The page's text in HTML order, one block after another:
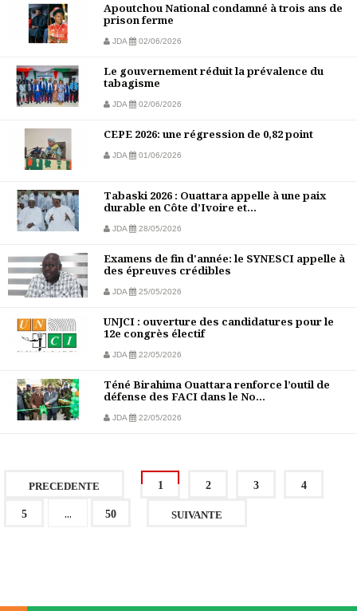
Apoutchou National condamné à trois ans de
prison ferme
JDA 02/06/2026
Le gouvernement réduit la prévalence du
tabagisme
JDA 02/06/2026
CEPE 2026: une régression de 0,82 point
JDA 01/06/2026
Tabaski 2026 : Ouattara appelle à une paix
durable en Côte d’Ivoire et...
JDA 28/05/2026
Examens de fin d'année: le SYNESCI appelle à
des épreuves crédibles
JDA 25/05/2026
UNJCI : ouverture des candidatures pour le
12e congrès électif
JDA 22/05/2026
Téné Birahima Ouattara renforce l’outil de
défense des FACI dans le No...
JDA 22/05/2026
PRECEDENTE 1 2 3 4
5 ... 50 SUIVANTE